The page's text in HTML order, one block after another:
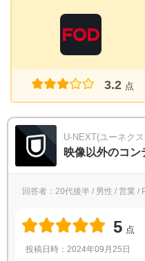
3.2 点
U-NEXT(ユーネク
映像以外のコン
回答者：20代後半 / 男性 / 営業 /
5 点
投稿日時：2024年09月25日